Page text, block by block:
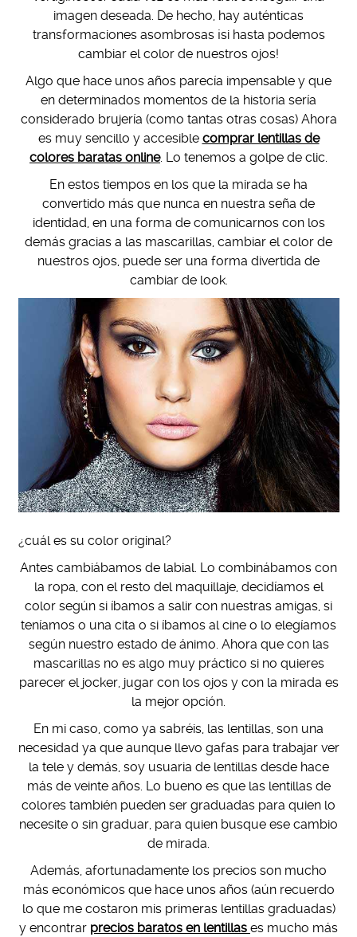
imagen deseada. De hecho, hay auténticas
transformaciones asombrosas ¡si hasta podemos
cambiar el color de nuestros ojos!
Algo que hace unos años parecía impensable y que
en determinados momentos de la historia sería
considerado brujería (como tantas otras cosas) Ahora
es muy sencillo y accesible comprar lentillas de
colores baratas online. Lo tenemos a golpe de clic.
En estos tiempos en los que la mirada se ha
convertido más que nunca en nuestra seña de
identidad, en una forma de comunicarnos con los
demás gracias a las mascarillas, cambiar el color de
nuestros ojos, puede ser una forma divertida de
cambiar de look.
¿cuál es su color original?
Antes cambiábamos de labial. Lo combinábamos con
la ropa, con el resto del maquillaje, decidíamos el
color según si íbamos a salir con nuestras amigas, si
teníamos o una cita o si íbamos al cine o lo elegíamos
según nuestro estado de ánimo. Ahora que con las
mascarillas no es algo muy práctico si no quieres
parecer el jocker, jugar con los ojos y con la mirada es
la mejor opción.
En mi caso, como ya sabréis, las lentillas, son una
necesidad ya que aunque llevo gafas para trabajar ver
la tele y demás, soy usuaria de lentillas desde hace
más de veinte años. Lo bueno es que las lentillas de
colores también pueden ser graduadas para quien lo
necesite o sin graduar, para quien busque ese cambio
de mirada.
Además, afortunadamente los precios son mucho
más económicos que hace unos años (aún recuerdo
lo que me costaron mis primeras lentillas graduadas)
y encontrar precios baratos en lentillas es mucho más